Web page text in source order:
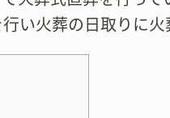
い火葬の日取りに火